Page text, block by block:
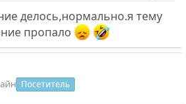
делось,нормально.я тему
пропало
Посетитель